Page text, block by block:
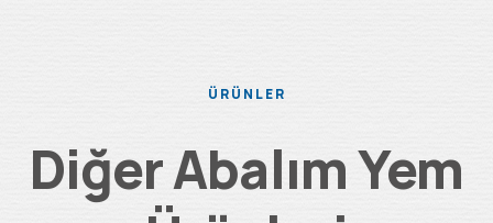
ÜRÜNLER
Diğer Abalım Yem